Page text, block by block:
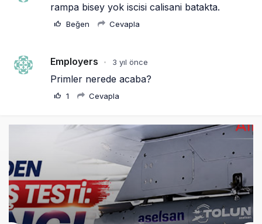
rampa bisey yok iscisi calisani batakta.
Beğen Cevapla
Employers • 3 yıl önce
Primler nerede acaba?
1 Cevapla